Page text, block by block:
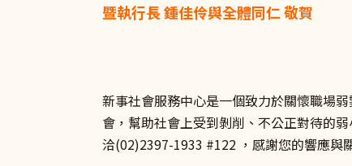
暨執行長 鍾佳伶與全體同仁 敬賀
新事社會服務中心是一個致力於關懷職場
會，幫助社會上受到剝削、不公正對待的
洽(02)2397-1933 #122 ，感謝您的響應與